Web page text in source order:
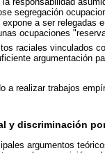
segregación
a ser relegadas
ocupaciones
raciales vinculados
argumentación
a realizar trabajos
y discriminación
argumentos